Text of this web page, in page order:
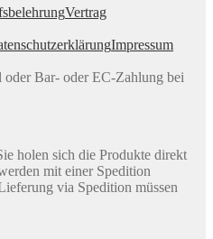
Vertrag
Impressum
oder Bar- oder EC-Zahlung bei
holen sich die Produkte direkt
mit einer Spedition
via Spedition müssen